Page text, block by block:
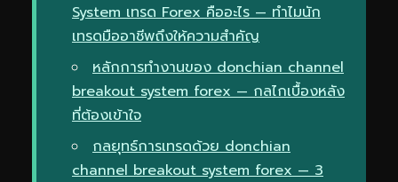
System เทรด Forex คืออะไร — ทำไมนัก
เทรดมืออาชีพถึงให้ความสำคัญ
หลักการทำงานของ donchian channel
breakout system forex — กลไกเบื้องหลัง
ที่ต้องเข้าใจ
กลยุทธ์การเทรดด้วย donchian
channel breakout system forex — 3